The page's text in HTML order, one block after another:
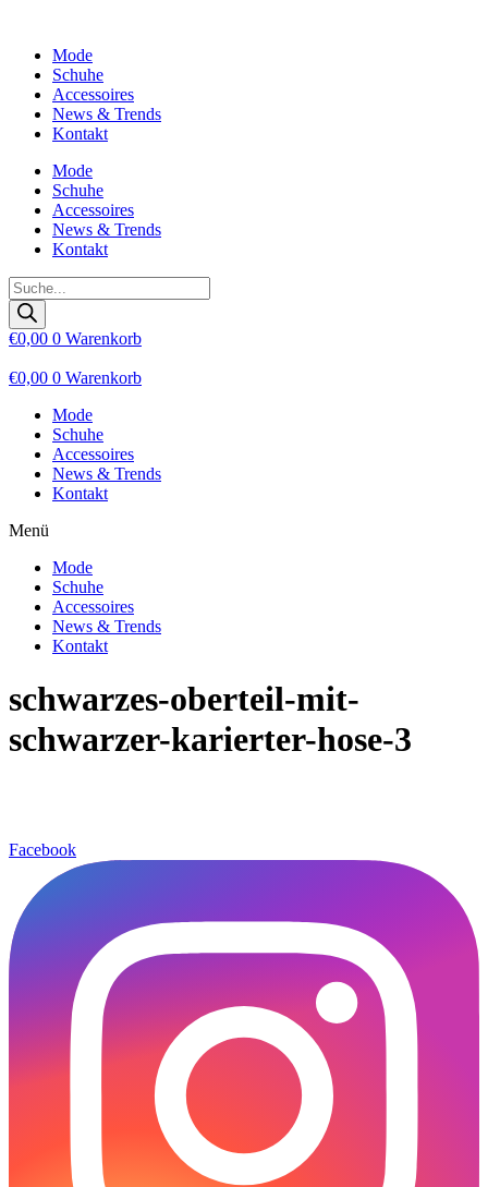
wechselnMode
Schuhe
Accessoires
News & Trends
Kontakt
Mode
Schuhe
Accessoires
News & Trends
Kontakt
Products
search
€0,00 0 Warenkorb
€0,00 0 Warenkorb
Mode
Schuhe
Accessoires
News & Trends
Kontakt
Menü
Mode
Schuhe
Accessoires
News & Trends
Kontakt
schwarzes-oberteil-mit-
schwarzer-karierter-hose-3
Facebook